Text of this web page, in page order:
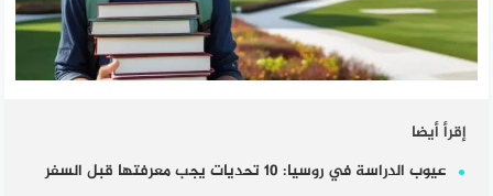
إقرأ أيضا
عيوب الدراسة في روسيا: 10 تحديات يجب معرفتها قبل السفر